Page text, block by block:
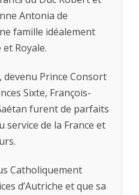
Antonia de
famille idéalement
Royale.
devenu Prince Consort
Sixte, François-
furent de parfaits
service de la France et
Catholiquement
d’Autriche et que sa